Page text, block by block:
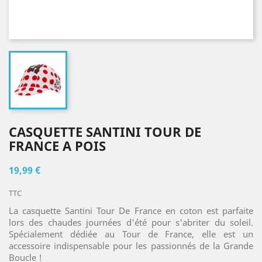
CASQUETTE SANTINI TOUR DE
FRANCE A POIS
19,99 €
TTC
La casquette Santini Tour De France en coton est parfaite
lors des chaudes journées d'été pour s'abriter du soleil.
Spécialement dédiée au Tour de France, elle est un
accessoire indispensable pour les passionnés de la Grande
Boucle !